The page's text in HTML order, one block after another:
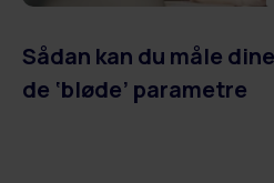
Sådan kan du måle
de ‘bløde’ parametre